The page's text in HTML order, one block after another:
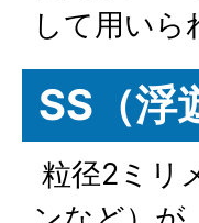
して用いら
SS（浮
粒径2ミリ